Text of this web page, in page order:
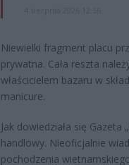
Niewielki fragment placu
prywatna. Cała reszta
właścicielem bazaru w
manicure.
Jak dowiedziała się
handlowy. Nieoficjalnie
pochodzenia